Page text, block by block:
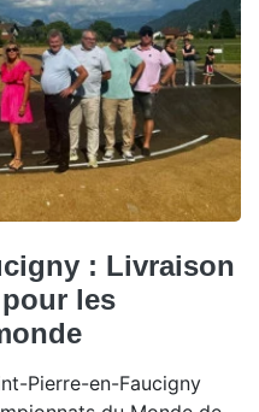
: Livraison
les
Pierre-en-Faucigny